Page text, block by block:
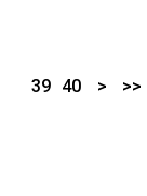
39 40 > >>